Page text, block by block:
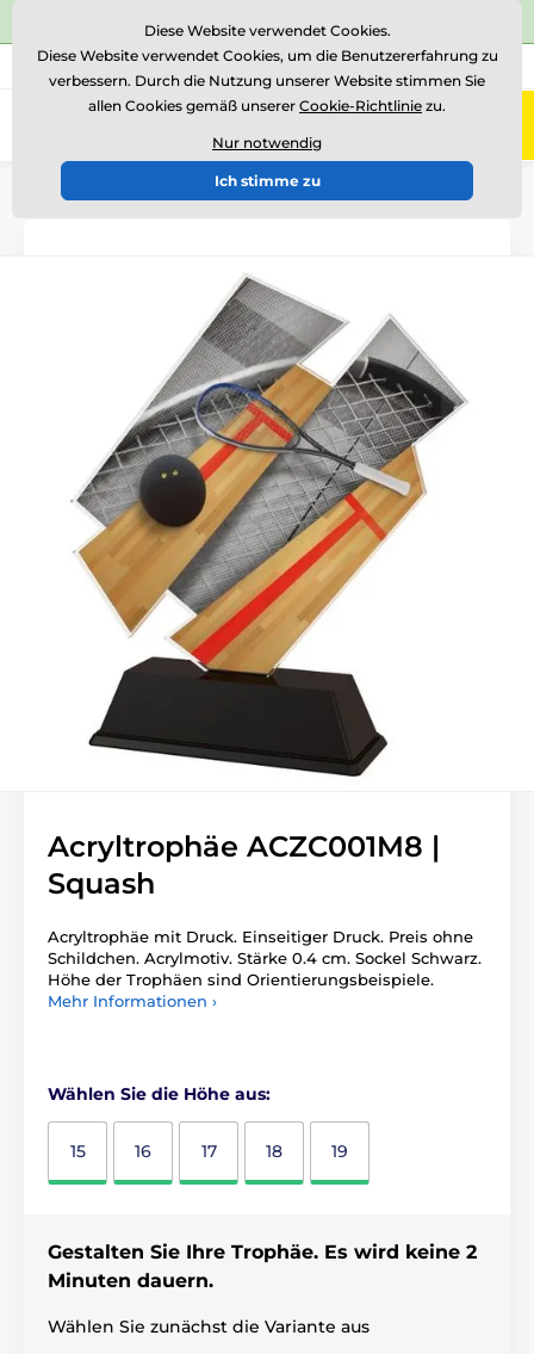
⭐Siehe 504 verifizierte Bewertungen auf
Rufen Sie uns an (Mo-Fr 15-18) +43 676 361 37 22
0
Einführung Acryltrophäen ACZC001
Acryltrophäe ACZC001M8 |
Squash
Acryltrophäe mit Druck. Einseitiger Druck. Preis ohne
Schildchen. Acrylmotiv. Stärke 0.4 cm. Sockel Schwarz.
Höhe der Trophäen sind Orientierungsbeispiele.
Mehr Informationen ›
Wählen Sie die Höhe aus:
15 16 17 18 19
Gestalten Sie Ihre Trophäe. Es wird keine 2
Minuten dauern.
Wählen Sie zunächst die Variante aus
Diese Website verwendet Cookies.
Diese Website verwendet Cookies, um die Benutzererfahrung zu
verbessern. Durch die Nutzung unserer Website stimmen Sie
allen Cookies gemäß unserer Cookie-Richtlinie zu.
Nur notwendig
Ich stimme zu